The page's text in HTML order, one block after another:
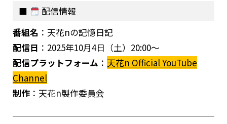
配信情報
番組名 ：天花nの記憶日記
配信日 ：2025年10月4日（土）20:00〜
配信プラットフォーム ： 天花n Official YouTube
Channel
制作 ：天花n製作委員会